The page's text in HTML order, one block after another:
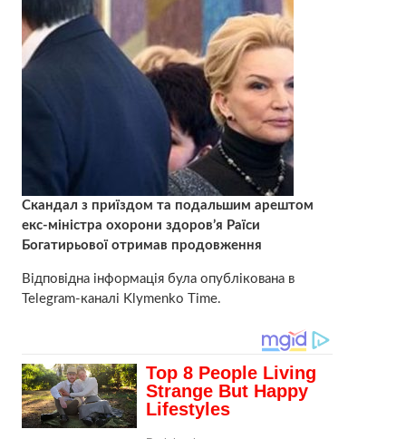
Скандал з приїздом та подальшим арештом
екс-міністра охорони здоров’я Раїси
Богатирьової отримав продовження
Відповідна інформація була опублікована в
Telegram-каналі Klymenko Time.